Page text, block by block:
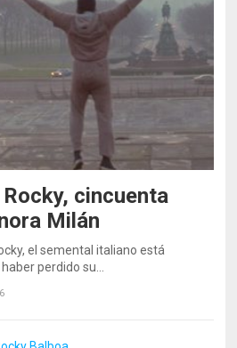
cincuenta
Milán
el semental italiano está
perdido su…